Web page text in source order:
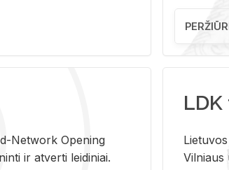
Ne­twork Ope­ning
ir at­ver­ti lei­di­niai.
Vil­niaus